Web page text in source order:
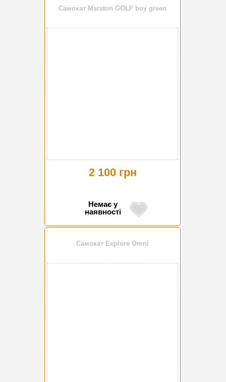
Самокат Maraton GOLF boy green
2 100 грн
Немає у
наявності
Самокат Explore Omni